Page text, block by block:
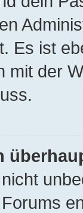
Es ist
mit der